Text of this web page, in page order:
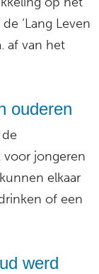
de ‘Lang Leven
af van het
ouderen
voor jongeren
elkaar
of een
werd